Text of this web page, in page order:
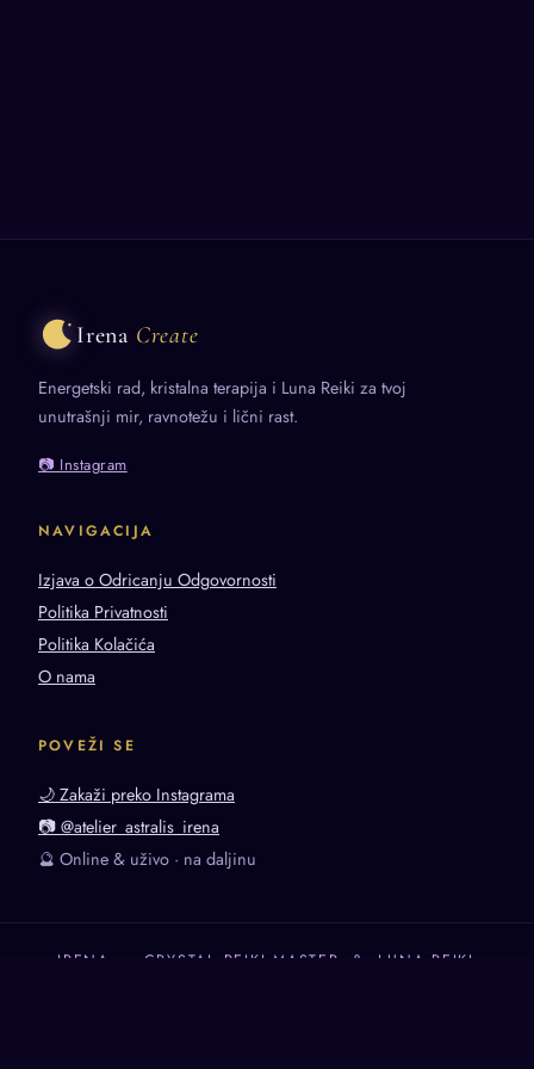
Irena Create
Energetski rad, kristalna terapija i Luna Reiki za tvoj
unutrašnji mir, ravnotežu i lični rast.
📷 Instagram
NAVIGACIJA
Izjava o Odricanju Odgovornosti
Politika Privatnosti
Politika Kolačića
O nama
POVEŽI SE
🌙 Zakaži preko Instagrama
📷 @atelier_astralis_irena
🔮 Online & uživo · na daljinu
IRENA · CRYSTAL REIKI MASTER & LUNA REIKI